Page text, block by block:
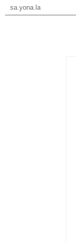
sa.yona.la